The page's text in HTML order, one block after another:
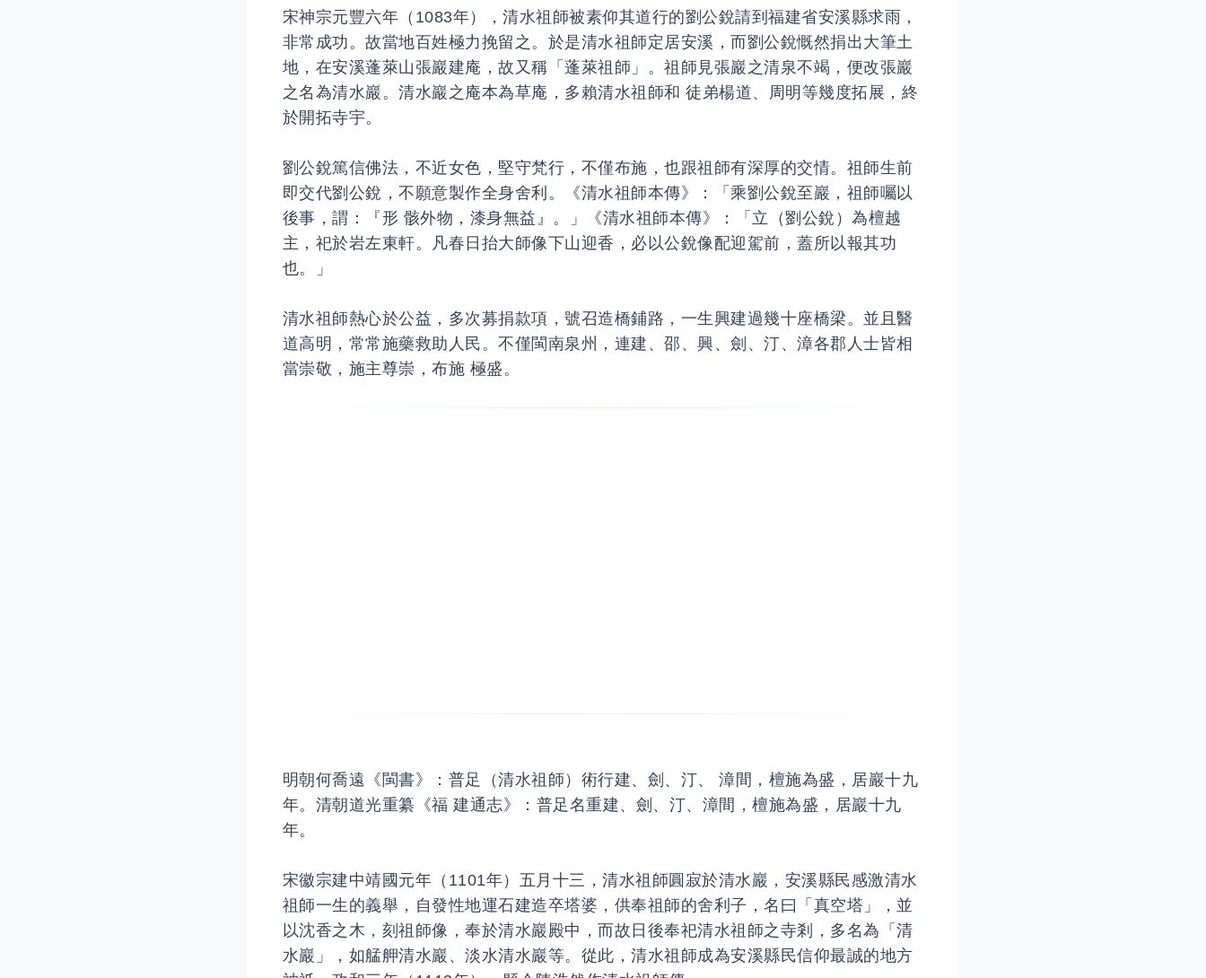
宋神宗元豐六年（1083年），清水祖師被素仰其道行的劉公銳請到福建省安溪縣求雨，
非常成功。故當地百姓極力挽留之。於是清水祖師定居安溪，而劉公銳慨然捐出大筆土
地，在安溪蓬萊山張巖建庵，故又稱「蓬萊祖師」。祖師見張巖之清泉不竭，便改張巖
之名為清水巖。清水巖之庵本為草庵，多賴清水祖師和 徒弟楊道、周明等幾度拓展，終
於開拓寺宇。
劉公銳篤信佛法，不近女色，堅守梵行，不僅布施，也跟祖師有深厚的交情。祖師生前
即交代劉公銳，不願意製作全身舍利。《清水祖師本傳》：「乘劉公銳至巖，祖師囑以
後事，謂：『形 骸外物，漆身無益』。」《清水祖師本傳》：「立（劉公銳）為檀越
主，祀於岩左東軒。凡春日抬大師像下山迎香，必以公銳像配迎駕前，蓋所以報其功
也。」
清水祖師熱心於公益，多次募捐款項，號召造橋鋪路，一生興建過幾十座橋梁。並且醫
道高明，常常施藥救助人民。不僅閩南泉州，連建、邵、興、劍、汀、漳各郡人士皆相
當崇敬，施主尊崇，布施 極盛。
明朝何喬遠《閩書》：普足（清水祖師）術行建、劍、汀、 漳間，檀施為盛，居巖十九
年。清朝道光重纂《福 建通志》：普足名重建、劍、汀、漳間，檀施為盛，居巖十九
年。
宋徽宗建中靖國元年（1101年）五月十三，清水祖師圓寂於清水巖，安溪縣民感激清水
祖師一生的義舉，自發性地運石建造卒塔婆，供奉祖師的舍利子，名曰「真空塔」，並
以沈香之木，刻祖師像，奉於清水巖殿中，而故日後奉祀清水祖師之寺剎，多名為「清
水巖」，如艋舺清水巖、淡水清水巖等。從此，清水祖師成為安溪縣民信仰最誠的地方